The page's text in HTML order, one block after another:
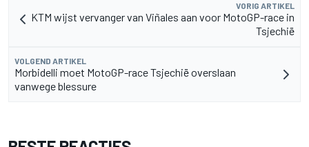
VORIG ARTIKEL
KTM wijst vervanger van Viñales aan voor MotoGP-race in
Tsjechië
VOLGEND ARTIKEL
Morbidelli moet MotoGP-race Tsjechië overslaan
vanwege blessure